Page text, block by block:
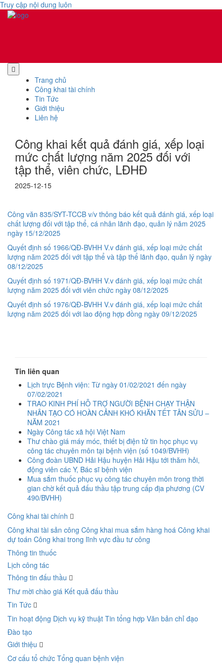
Truy cập nội dung luôn
Trang chủ
Công khai tài chính
Tin Tức
Giới thiệu
Liên hệ
Công khai kết quả đánh giá, xếp loại
mức chất lượng năm 2025 đối với
tập thể, viên chức, LĐHĐ
2025-12-15
Công văn 835/SYT-TCCB v/v thông báo kết quả đánh giá, xếp loại
chất lượng đối với tập thể, cá nhân lãnh đạo, quản lý năm 2025
ngày 15/12/2025
Quyết định số 1966/QĐ-BVHH V.v đánh giá, xếp loại mức chất
lượng năm 2025 đối với tập thể và tập thể lãnh đạo, quản lý ngày
08/12/2025
Quyết định số 1971/QĐ-BVHH V.v đánh giá, xếp loại mức chất
lượng năm 2025 đối với viên chức ngày 08/12/2025
Quyết định số 1976/QĐ-BVHH V.v đánh giá, xếp loại mức chất
lượng năm 2025 đối với lao động hợp đồng ngày 09/12/2025
Tin liên quan
Lịch trực Bệnh viện: Từ ngày 01/02/2021 đến ngày
07/02/2021
TRAO KINH PHÍ HỖ TRỢ NGƯỜI BỆNH CHẠY THẬN
NHÂN TẠO CÓ HOÀN CẢNH KHÓ KHĂN TẾT TÂN SỬU –
NĂM 2021
Ngày Công tác xã hội Việt Nam
Thư chào giá máy móc, thiết bị điện tử tin học phục vụ
công tác chuyên môn tại bệnh viện (số 1049/BVHH)
Công đoàn UBND Hải Hậu huyện Hải Hậu tới thăm hỏi,
động viên các Y, Bác sĩ bệnh viện
Mua sắm thuốc phục vụ công tác chuyên môn trong thời
gian chờ kết quả đấu thầu tập trung cấp địa phương (CV
490/BVHH)
Công khai tài chính
Công khai tài sản công Công khai mua sắm hàng hoá Công khai
dự toán Công khai trong lĩnh vực đầu tư công
Thông tin thuốc
Lịch công tác
Thông tin đấu thầu
Thư mời chào giá Kết quả đấu thầu
Tin Tức
Tin hoạt động Dịch vụ kỹ thuật Tin tổng hợp Văn bản chỉ đạo
Đào tạo
Giới thiệu
Cơ cấu tổ chức Tổng quan bệnh viện